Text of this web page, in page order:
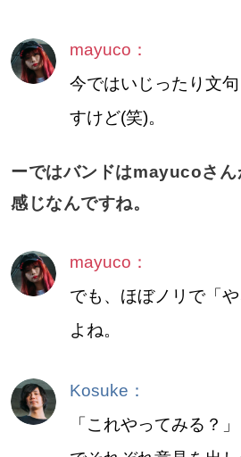
mayuco：
今ではいじったり文
すけど(笑)。
ーではバンドはmayucoさん
感じなんですね。
mayuco：
でも、ほぼノリで「
よね。
Kosuke：
「これやってみる？